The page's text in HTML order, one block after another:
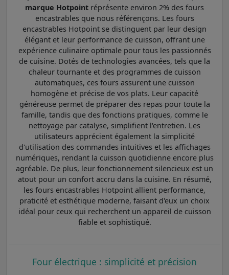
marque Hotpoint réprésente environ 2% des fours
encastrables que nous référençons. Les fours
encastrables Hotpoint se distinguent par leur design
élégant et leur performance de cuisson, offrant une
expérience culinaire optimale pour tous les passionnés
de cuisine. Dotés de technologies avancées, tels que la
chaleur tournante et des programmes de cuisson
automatiques, ces fours assurent une cuisson
homogène et précise de vos plats. Leur capacité
généreuse permet de préparer des repas pour toute la
famille, tandis que des fonctions pratiques, comme le
nettoyage par catalyse, simplifient l'entretien. Les
utilisateurs apprécient également la simplicité
d'utilisation des commandes intuitives et les affichages
numériques, rendant la cuisson quotidienne encore plus
agréable. De plus, leur fonctionnement silencieux est un
atout pour un confort accru dans la cuisine. En résumé,
les fours encastrables Hotpoint allient performance,
praticité et esthétique moderne, faisant d'eux un choix
idéal pour ceux qui recherchent un appareil de cuisson
fiable et sophistiqué.
Four électrique : simplicité et précision